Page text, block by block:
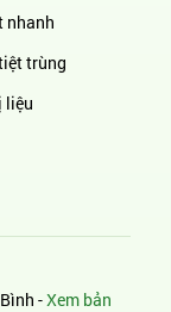
nhanh
trùng
liệu
-Xem bản